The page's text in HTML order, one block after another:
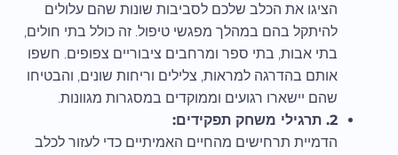
הציגו את הכלב שלכם לסביבות שונות שהם עלולים
להיתקל בהם במהלך מפגשי טיפול. זה כולל בתי חולים,
בתי אבות, בתי ספר ומרחבים ציבוריים צפופים. חשפו
אותם בהדרגה למראות, צלילים וריחות שונים, והבטיחו
שהם יישארו רגועים וממוקדים במסגרות מגוונות.
2. תרגילי משחק תפקידים:
הדמיית תרחישים מהחיים האמיתיים כדי לעזור לכלב